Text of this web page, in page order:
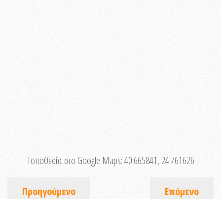
Τοποθεσία στο Google Maps:40.665841, 24.761626
Προηγούμενο Επόμενο